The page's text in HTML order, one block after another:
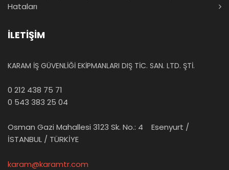
Hataları
İLETİŞİM
KARAM İŞ GÜVENLİĞİ EKİPMANLARI DIŞ TİC. SAN. LTD. ŞTİ.
0 212 438 75 71
0 543 383 25 04
Osman Gazi Mahallesi 3123 Sk. No.: 4 Esenyurt /
İSTANBUL / TÜRKİYE
karam@karamtr.com